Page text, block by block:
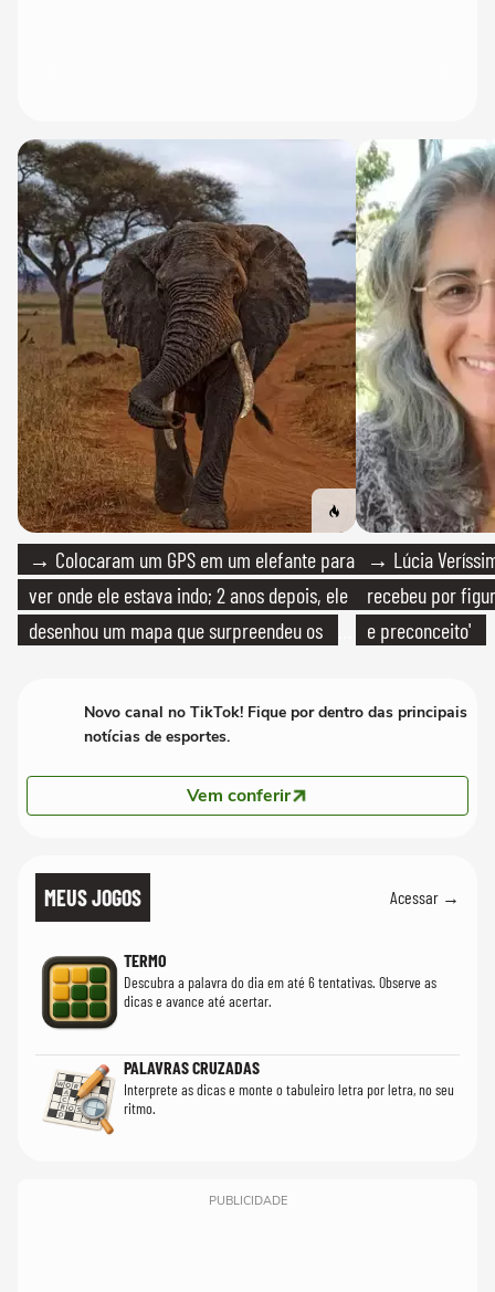
→ Colocaram um GPS em um elefante para
ver onde ele estava indo; 2 anos depois, ele
desenhou um mapa que surpreendeu os
→ Lúcia
recebeu por
e preconceito'
Novo canal no TikTok! Fique por dentro das principais
notícias de esportes.
Vem conferir
MEUS JOGOS Acessar →
TERMO
Descubra a palavra do dia em até 6 tentativas. Observe as
dicas e avance até acertar.
PALAVRAS CRUZADAS
Interprete as dicas e monte o tabuleiro letra por letra, no seu
ritmo.
PUBLICIDADE